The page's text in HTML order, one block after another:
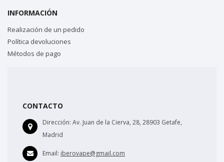
INFORMACIÓN
Realización de un pedido
Política devoluciones
Métodos de pago
CONTACTO
Dirección: Av. Juan de la Cierva, 28, 28903 Getafe,
Madrid
Email: iberovape@gmail.com